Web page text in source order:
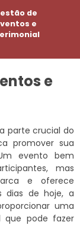
de
e
e
parte crucial do
promover sua
evento bem
mas
e oferece
dias de hoje, a
uma
que pode fazer